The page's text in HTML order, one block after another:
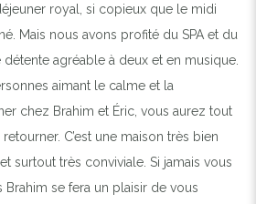
royal, si copieux que le midi
Mais nous avons profité du SPA et du
agréable à deux et en musique.
aimant le calme et la
chez Brahim et Éric, vous aurez tout
C’est une maison très bien
surtout très conviviale. Si jamais vous
se fera un plaisir de vous